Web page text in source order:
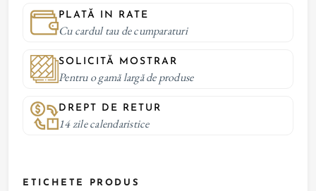
PLATĂ IN RATE
Cu cardul tau de cumparaturi
SOLICITĂ MOSTRAR
Pentru o gamă largă de produse
DREPT DE RETUR
14 zile calendaristice
ETICHETE PRODUS